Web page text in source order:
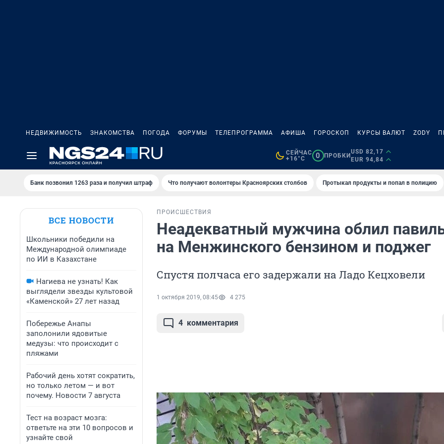
НЕДВИЖИМОСТЬ ЗНАКОМСТВА ПОГОДА ФОРУМЫ ТЕЛЕПРОГРАММА АФИША ГОРОСКОП КУРСЫ ВАЛЮТ ZODY
СЕЙЧАС
+16°C
0 ПРОБКИ
USD 82,17
EUR 94,84
Банк позвонил 1263 раза и получил штраф Что получают волонтеры Красноярских столбов Протыкал продукты и попал в полицию
ВСЕ НОВОСТИ
Школьники победили на
Международной олимпиаде
по ИИ в Казахстане
Нагиева не узнать! Как
выглядели звезды культовой
«Каменской» 27 лет назад
Побережье Анапы
заполонили ядовитые
медузы: что происходит с
пляжами
Рабочий день хотят сократить,
но только летом — и вот
почему. Новости 7 августа
Тест на возраст мозга:
ответьте на эти 10 вопросов и
узнайте свой
ПРОИСШЕСТВИЯ
Неадекватный мужчина облил
на Менжинского бензином и поджег
Спустя полчаса его задержали на Ладо Кецховели
1 октября 2019, 08:45 4 275
4 комментария